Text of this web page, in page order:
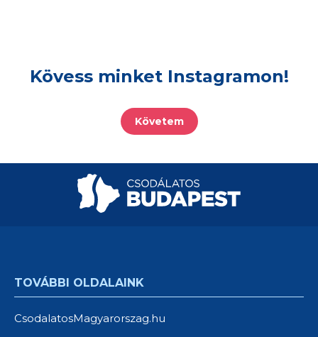
Kövess minket Instagramon!
Követem
TOVÁBBI OLDALAINK
CsodalatosMagyarorszag.hu